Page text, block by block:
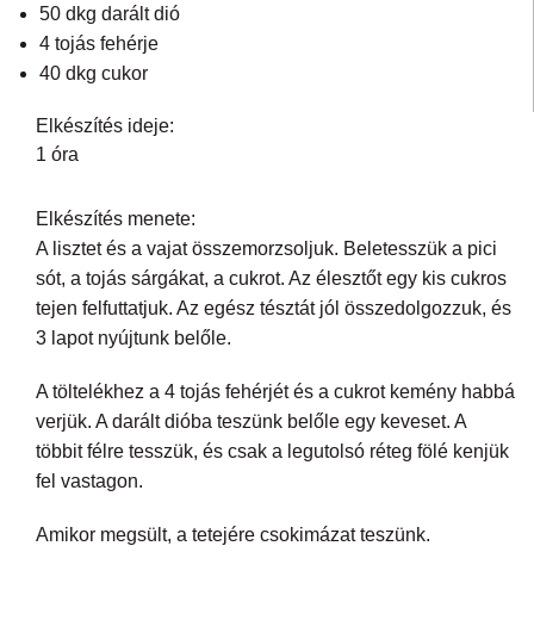
50 dkg darált dió
4 tojás fehérje
40 dkg cukor
Elkészítés ideje:
1 óra
Elkészítés menete:
A lisztet és a vajat összemorzsoljuk. Beletesszük a pici
sót, a tojás sárgákat, a cukrot. Az élesztőt egy kis cukros
tejen felfuttatjuk. Az egész tésztát jól összedolgozzuk, és
3 lapot nyújtunk belőle.
A töltelékhez a 4 tojás fehérjét és a cukrot kemény habbá
verjük. A darált dióba teszünk belőle egy keveset. A
többit félre tesszük, és csak a legutolsó réteg fölé kenjük
fel vastagon.
Amikor megsült, a tetejére csokimázat teszünk.